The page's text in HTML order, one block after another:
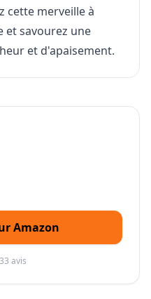
cette merveille à
savourez une
et d'apaisement.
Amazon
avis